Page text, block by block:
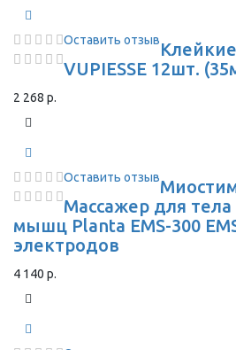
Оставить отзыв
VUPIESSE 12шт.
2 268 р.
Оставить отзыв
Массажер для
мышц Planta EMS-300
электродов
4 140 р.